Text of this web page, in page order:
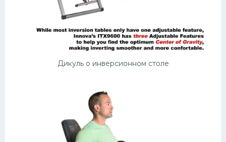
Дикуль о инверсионном столе